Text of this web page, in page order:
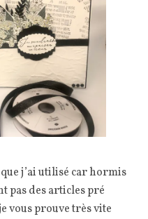
j’ai utilisé car hormis
pas des articles pré
vous prouve très vite